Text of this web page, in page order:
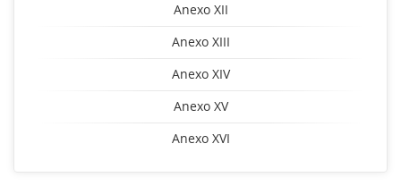
Anexo XII
Anexo XIII
Anexo XIV
Anexo XV
Anexo XVI